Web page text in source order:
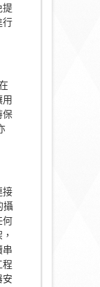
提
行
保
接
攝
何
串
程
安